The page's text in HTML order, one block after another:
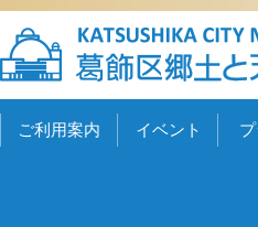
ご利用案内 イベント